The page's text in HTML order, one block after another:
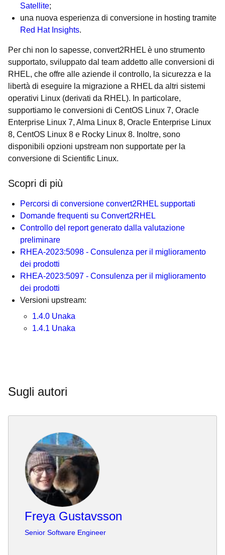
Satellite;
una nuova esperienza di conversione in hosting tramite
Red Hat Insights.
Per chi non lo sapesse, convert2RHEL è uno strumento
supportato, sviluppato dal team addetto alle conversioni di
RHEL, che offre alle aziende il controllo, la sicurezza e la
libertà di eseguire la migrazione a RHEL da altri sistemi
operativi Linux (derivati da RHEL). In particolare,
supportiamo le conversioni di CentOS Linux 7, Oracle
Enterprise Linux 7, Alma Linux 8, Oracle Enterprise Linux
8, CentOS Linux 8 e Rocky Linux 8. Inoltre, sono
disponibili opzioni upstream non supportate per la
conversione di Scientific Linux.
Scopri di più
Percorsi di conversione convert2RHEL supportati
Domande frequenti su Convert2RHEL
Controllo del report generato dalla valutazione
preliminare
RHEA-2023:5098 - Consulenza per il miglioramento
dei prodotti
RHEA-2023:5097 - Consulenza per il miglioramento
dei prodotti
Versioni upstream:
1.4.0 Unaka
1.4.1 Unaka
Sugli autori
Freya Gustavsson
Senior Software Engineer